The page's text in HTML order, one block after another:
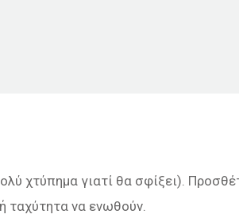
χτύπημα γιατί θα σφίξει).
ταχύτητα να ενωθούν.